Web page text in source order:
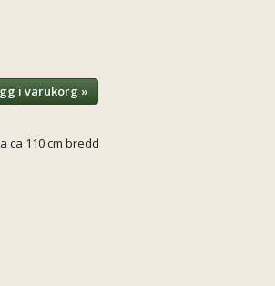
i varukorg »
ca 110 cm bredd